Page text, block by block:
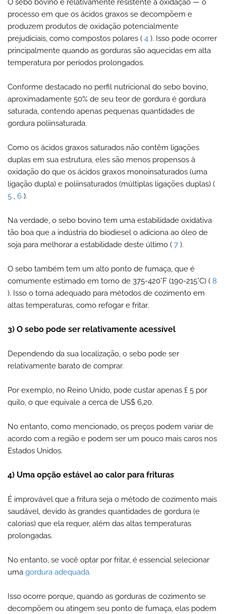
O sebo bovino é relativamente resistente à oxidação — o
processo em que os ácidos graxos se decompõem e
produzem produtos de oxidação potencialmente
prejudiciais, como compostos polares ( 4 ). Isso pode ocorrer
principalmente quando as gorduras são aquecidas em alta
temperatura por períodos prolongados.
Conforme destacado no perfil nutricional do sebo bovino,
aproximadamente 50% de seu teor de gordura é gordura
saturada, contendo apenas pequenas quantidades de
gordura poliinsaturada.
Como os ácidos graxos saturados não contêm ligações
duplas em sua estrutura, eles são menos propensos à
oxidação do que os ácidos graxos monoinsaturados (uma
ligação dupla) e poliinsaturados (múltiplas ligações duplas) (
5 , 6 ).
Na verdade, o sebo bovino tem uma estabilidade oxidativa
tão boa que a indústria do biodiesel o adiciona ao óleo de
soja para melhorar a estabilidade deste último ( 7 ).
O sebo também tem um alto ponto de fumaça, que é
comumente estimado em torno de 375-420°F (190-215°C) ( 8
). Isso o torna adequado para métodos de cozimento em
altas temperaturas, como refogar e fritar.
3) O sebo pode ser relativamente acessível
Dependendo da sua localização, o sebo pode ser
relativamente barato de comprar.
Por exemplo, no Reino Unido, pode custar apenas £ 5 por
quilo, o que equivale a cerca de US$ 6,20.
No entanto, como mencionado, os preços podem variar de
acordo com a região e podem ser um pouco mais caros nos
Estados Unidos.
4) Uma opção estável ao calor para frituras
É improvável que a fritura seja o método de cozimento mais
saudável, devido às grandes quantidades de gordura (e
calorias) que ela requer, além das altas temperaturas
prolongadas.
No entanto, se você optar por fritar, é essencial selecionar
uma gordura adequada.
Isso ocorre porque, quando as gorduras de cozimento se
decompõem ou atingem seu ponto de fumaça, elas podem